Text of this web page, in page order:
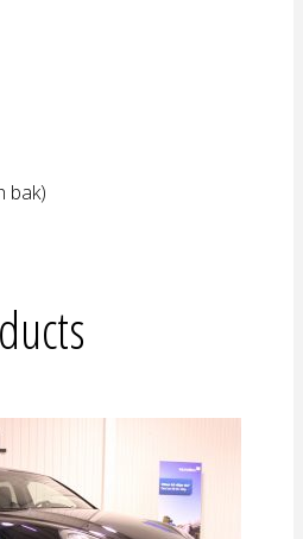
bak)